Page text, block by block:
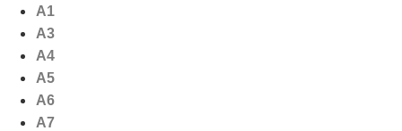
naar
inhoud
A1
A3
A4
A5
A6
A7